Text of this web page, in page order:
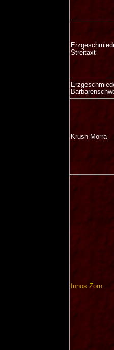
Streitaxt
Krush Morra
Innos Zorn